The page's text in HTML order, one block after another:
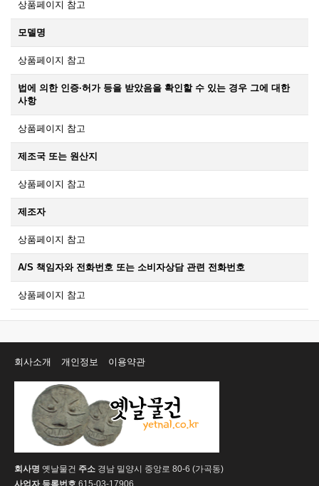
상품페이지 참고
모델명
상품페이지 참고
법에 의한 인증·허가 등을 받았음을 확인할 수 있는 경우 그에 대한
사항
상품페이지 참고
제조국 또는 원산지
상품페이지 참고
제조자
상품페이지 참고
A/S 책임자와 전화번호 또는 소비자상담 관련 전화번호
상품페이지 참고
회사소개 개인정보 이용약관
회사명 옛날물건 주소 경남 밀양시 중앙로 80-6 (가곡동)
사업자 등록번호 615-03-17906